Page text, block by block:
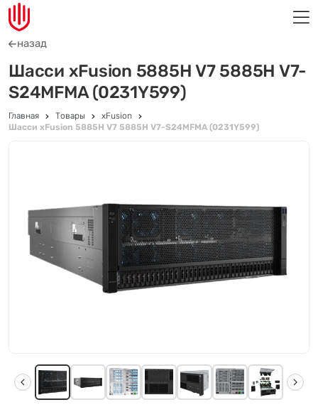
назад
Шасси xFusion 5885H V7 5885H V7-
S24MFMA (0231Y599)
Главная Товары
xFusion
Шасси xFusion 5885H V7 5885H V7-S24MFMA (0231Y599)